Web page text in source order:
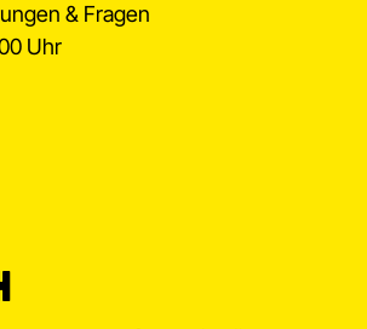
& Fragen
Uhr